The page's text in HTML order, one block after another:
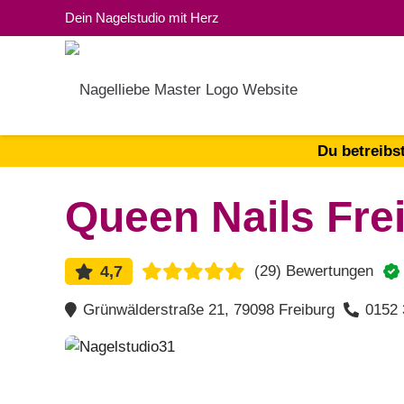
Dein Nagelstudio mit Herz
Du
Queen Nails
4,7 (29) Bewertungen
Grünwälderstraße 21, 79098 Freiburg 0152